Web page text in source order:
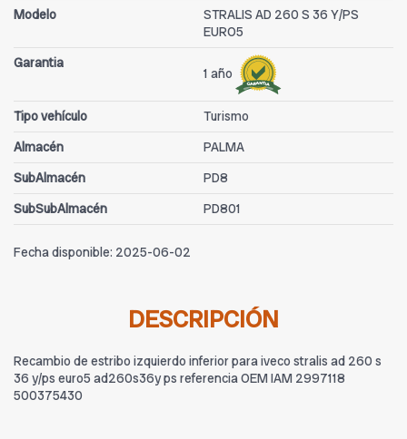
Modelo
STRALIS AD 260 S 36 Y/PS
EURO5
Garantia
1 año
Tipo vehículo
Turismo
Almacén
PALMA
SubAlmacén
PD8
SubSubAlmacén
PD801
Fecha disponible: 2025-06-02
DESCRIPCIÓN
Recambio de estribo izquierdo inferior para iveco stralis ad 260 s
36 y/ps euro5 ad260s36y ps referencia OEM IAM 2997118
500375430